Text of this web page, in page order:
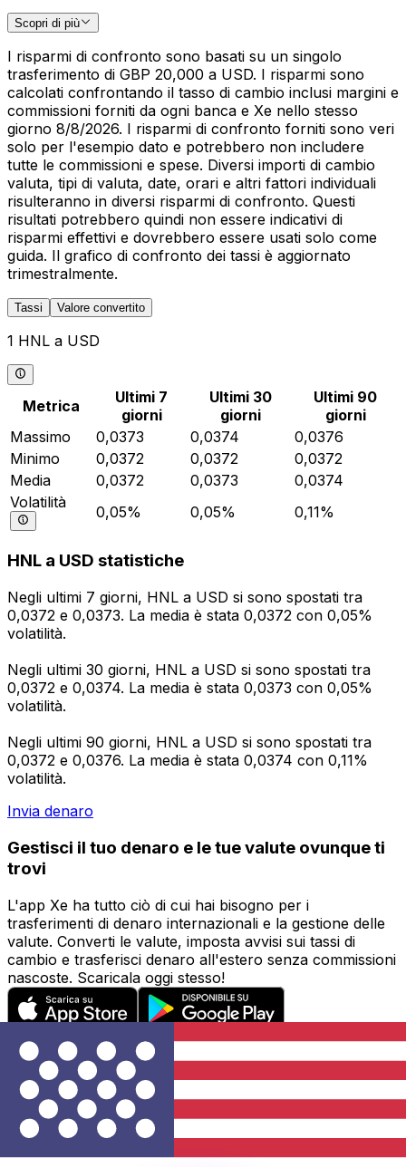
Scopri di più
I risparmi di confronto sono basati su un singolo
trasferimento di GBP 20,000 a USD. I risparmi sono
calcolati confrontando il tasso di cambio inclusi margini e
commissioni forniti da ogni banca e Xe nello stesso
giorno 8/8/2026. I risparmi di confronto forniti sono veri
solo per l'esempio dato e potrebbero non includere
tutte le commissioni e spese. Diversi importi di cambio
valuta, tipi di valuta, date, orari e altri fattori individuali
risulteranno in diversi risparmi di confronto. Questi
risultati potrebbero quindi non essere indicativi di
risparmi effettivi e dovrebbero essere usati solo come
guida. Il grafico di confronto dei tassi è aggiornato
trimestralmente.
Tassi Valore convertito
1 HNL a USD
Metrica
Ultimi 7
giorni
Ultimi 30
giorni
Ultimi 90
giorni
Massimo
0,0373 0,0374
0,0376
Minimo
0,0372 0,0372
0,0372
Media
0,0372 0,0373
0,0374
Volatilità
0,05% 0,05% 0,11%
HNL a USD statistiche
Negli ultimi 7 giorni, HNL a USD si sono spostati tra
0,0372 e 0,0373. La media è stata 0,0372 con 0,05%
volatilità.
Negli ultimi 30 giorni, HNL a USD si sono spostati tra
0,0372 e 0,0374. La media è stata 0,0373 con 0,05%
volatilità.
Negli ultimi 90 giorni, HNL a USD si sono spostati tra
0,0372 e 0,0376. La media è stata 0,0374 con 0,11%
volatilità.
Invia denaro
Gestisci il tuo denaro e le tue valute ovunque ti
trovi
L'app Xe ha tutto ciò di cui hai bisogno per i
trasferimenti di denaro internazionali e la gestione delle
valute. Converti le valute, imposta avvisi sui tassi di
cambio e trasferisci denaro all'estero senza commissioni
nascoste. Scaricala oggi stesso!